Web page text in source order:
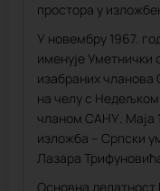
простора у
У новембру 1967.
именује Уметнички
изабраних
на челу с
чланом САНУ. Маја
изложба – Српски
Лазара
Основна делатност